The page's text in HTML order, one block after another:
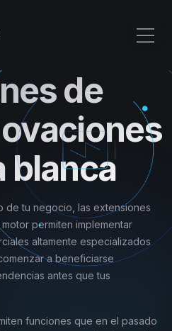
de
blanca
de tu negocio, las extensiones
permiten implementar
altamente especializados
a beneficiarse
antes que tus
funciones que en el pasado